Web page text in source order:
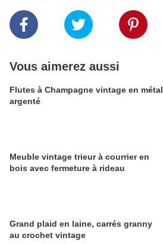
Vous aimerez aussi
Flutes à Champagne vintage en métal
argenté
Meuble vintage trieur à courrier en
bois avec fermeture à rideau
Grand plaid en laine, carrés granny
au crochet vintage